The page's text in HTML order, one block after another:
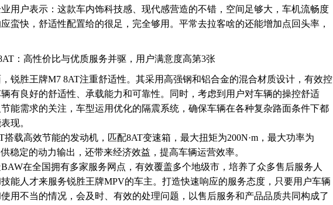
用户表示：这款车内饰科技感、现代感营造的不错，空间足够大，车机流畅度
蛮快，舒适性配置给的很足，完全够用。平常去拉客啥的还能增加点回头率，
锐胜王牌M7 8AT注重舒适性。其采用高强钢和铝合金的混合材质设计，有效控
有良好的舒适性、承载能力和可靠性。同时，考虑到用户对车辆的操控舒适
能需求的关注，车型运用优化的隔震系统，确保车辆在各种复杂路面条件下都
现。
搭载高效节能的发动机，匹配8AT变速箱，最大扭矩为200N·m，最大功率为
稳定的动力输出，还带来经济效益，提高车辆运营效率。
在全国拥有多家服务网点，有效覆盖多个地级市，培养了众多售后服务人
能人才来服务锐胜王牌MPV的车主。打造快速响应的服务态度，只要用户车辆
用不当的情况，会及时、有效的处理问题，以售后服务和产品品质共同构成了